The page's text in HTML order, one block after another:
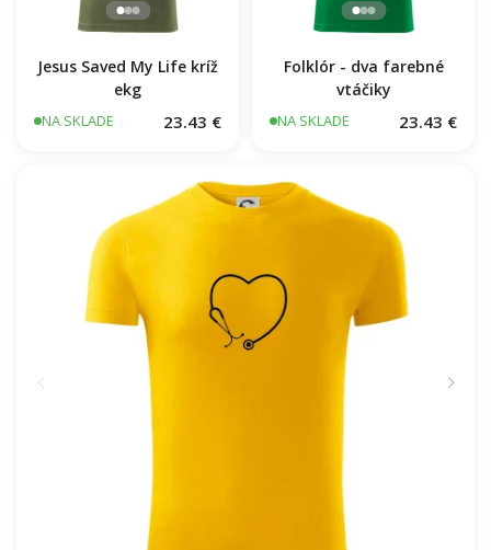
Jesus Saved My Life kríž
ekg
NA SKLADE 23.43 €
Folklór - dva farebné
vtáčiky
NA SKLADE 23.43 €